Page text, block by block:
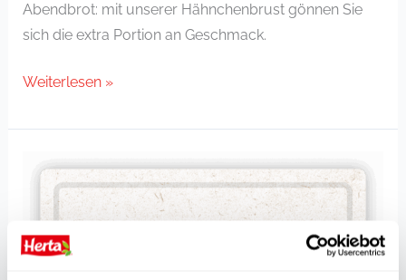
Abendbrot: mit unserer Hähnchenbrust gönnen Sie
sich die extra Portion an Geschmack.
Weiterlesen »
Hähnchenbrust
ofengebacken